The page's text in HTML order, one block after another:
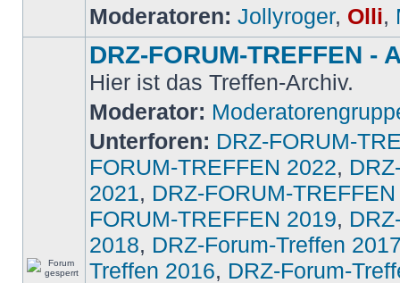
Moderatoren: Jollyroger, Olli,
DRZ-FORUM-TREFFEN -
Hier ist das Treffen-Archiv.
Moderator:
Unterforen: DRZ-FORUM-
FORUM-TREFFEN 2022,
2021, DRZ-FORUM-
FORUM-TREFFEN 2019,
2018, DRZ-Forum-Treffen
Treffen 2016, DRZ-Forum-